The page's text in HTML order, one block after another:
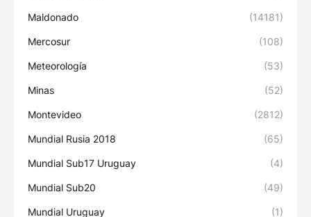
Maldonado (14181)
Mercosur (108)
Meteorología (53)
Minas (52)
Montevideo (2812)
Mundial Rusia 2018 (65)
Mundial Sub17 Uruguay (4)
Mundial Sub20 (49)
Mundial Uruguay (1)